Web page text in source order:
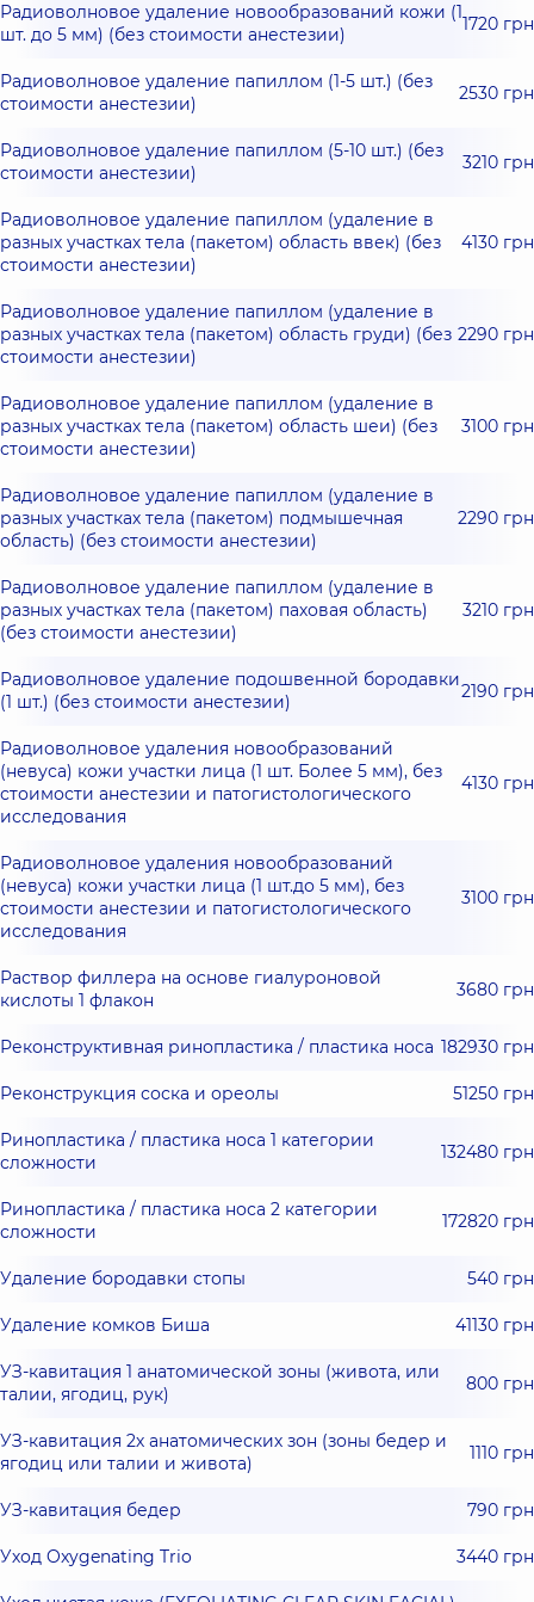
Радиоволновое удаление новообразований кожи (1
шт. до 5 мм) (без стоимости анестезии)
1720 грн
Радиоволновое удаление папиллом (1-5 шт.) (без
стоимости анестезии)
2530 грн
Радиоволновое удаление папиллом (5-10 шт.) (без
стоимости анестезии)
3210 грн
Радиоволновое удаление папиллом (удаление в
разных участках тела (пакетом) область ввек) (без
стоимости анестезии)
4130 грн
Радиоволновое удаление папиллом (удаление в
разных участках тела (пакетом) область груди) (без
стоимости анестезии)
2290 грн
Радиоволновое удаление папиллом (удаление в
разных участках тела (пакетом) область шеи) (без
стоимости анестезии)
3100 грн
Радиоволновое удаление папиллом (удаление в
разных участках тела (пакетом) подмышечная
область) (без стоимости анестезии)
2290 грн
Радиоволновое удаление папиллом (удаление в
разных участках тела (пакетом) паховая область)
(без стоимости анестезии)
3210 грн
Радиоволновое удаление подошвенной бородавки
(1 шт.) (без стоимости анестезии)
2190 грн
Радиоволновое удаления новообразований
(невуса) кожи участки лица (1 шт. Более 5 мм), без
стоимости анестезии и патогистологического
исследования
4130 грн
Радиоволновое удаления новообразований
(невуса) кожи участки лица (1 шт.до 5 мм), без
стоимости анестезии и патогистологического
исследования
3100 грн
Раствор филлера на основе гиалуроновой
кислоты 1 флакон
3680 грн
Реконструктивная ринопластика / пластика носа 182930 грн
Реконструкция соска и ореолы 51250 грн
Ринопластика / пластика носа 1 категории
сложности
132480 грн
Ринопластика / пластика носа 2 категории
сложности
172820 грн
Удаление бородавки стопы 540 грн
Удаление комков Биша 41130 грн
УЗ-кавитация 1 анатомической зоны (живота, или
талии, ягодиц, рук)
800 грн
УЗ-кавитация 2х анатомических зон (зоны бедер и
ягодиц или талии и живота)
1110 грн
УЗ-кавитация бедер 790 грн
Уход Oxygenating Trio 3440 грн